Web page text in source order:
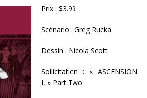
Prix : $3.99
Scénario : Greg Rucka
Dessin : Nicola Scott
Sollicitation : « ASCENSION
I, » Part Two